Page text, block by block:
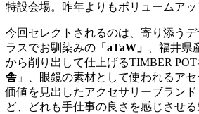
特設会場。昨年よりもボリュームアッ
今回セレクトされるのは、寄り添う
ラスでお馴染みの「 aTaW」
、福井
から削り出して仕上げるTIMBER POT
舎 」、眼鏡の素材として使われるア
価値を見出したアクセサリーブランド
ど、どれも手仕事の良さ を感じさせ